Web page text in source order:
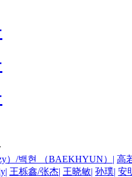
）/백현 （BAEKHYUN） | 高
| 王栎鑫/张杰| 王晓敏| 孙璞| 安